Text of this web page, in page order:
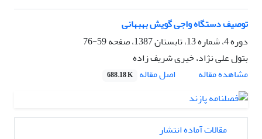
توصیف دستگاه واجی گویش بهبهانی
دوره 4، شماره 13، تابستان 1387، صفحه
59-76
بتول علی نژاد، خیری شریف زاده
مشاهده مقاله
اصل مقاله 688.18 K
مقالات آماده انتشار